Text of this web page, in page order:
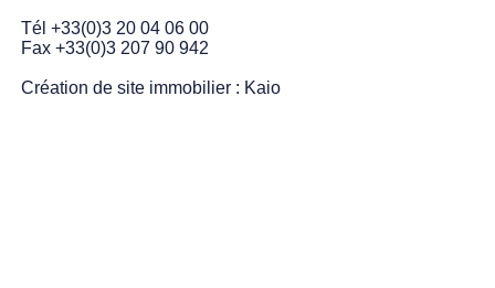
Tél +33(0)3 20 04 06 00
Fax +33(0)3 207 90 942
Création de site immobilier : Kaio